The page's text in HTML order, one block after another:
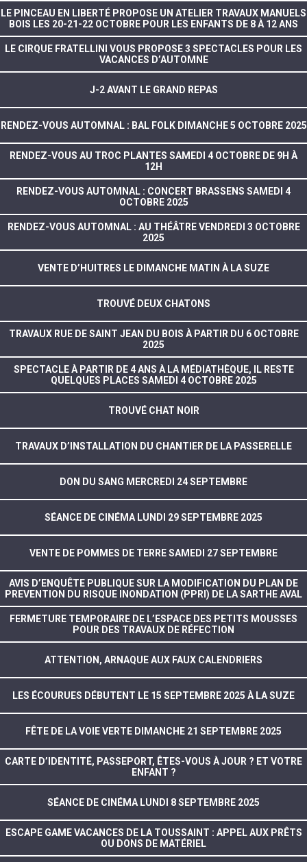
LE PINCEAU EN LIBERTÉ PROPOSE UN ATELIER TRAVAUX MANUELS
BOIS LES 20-21-22 OCTOBRE POUR LES ENFANTS DE 8 À 12 ANS
LE CIRQUE FRATELLINI VOUS PROPOSE 3 SPECTACLES POUR LES
VACANCES D’AUTOMNE
J-2 AVANT LE GRAND REPAS
RENDEZ-VOUS AUTOMNAL : BAL FOLK DIMANCHE 5 OCTOBRE 2025
RENDEZ-VOUS AU TROC PLANTES SAMEDI 4 OCTOBRE DE 9H À
12H
RENDEZ-VOUS AUTOMNAL : CONCERT BRASSENS SAMEDI 4
OCTOBRE 2025
RENDEZ-VOUS AUTOMNAL : AU THÉÂTRE VENDREDI 3 OCTOBRE
2025
VENTE D’HUITRES LE DIMANCHE MATIN À LA SUZE
TROUVÉ DEUX CHATONS
TRAVAUX RUE DE SAINT JEAN DU BOIS À PARTIR DU 6 OCTOBRE
2025
SPECTACLE À PARTIR DE 4 ANS À LA MÉDIATHÈQUE, IL RESTE
QUELQUES PLACES SAMEDI 4 OCTOBRE 2025
TROUVÉ CHAT NOIR
TRAVAUX D’INSTALLATION DU CHANTIER DE LA PASSERELLE
DON DU SANG MERCREDI 24 SEPTEMBRE
SÉANCE DE CINÉMA LUNDI 29 SEPTEMBRE 2025
VENTE DE POMMES DE TERRE SAMEDI 27 SEPTEMBRE
AVIS D’ENQUÊTE PUBLIQUE SUR LA MODIFICATION DU PLAN DE
PREVENTION DU RISQUE INONDATION (PPRI) DE LA SARTHE AVAL
FERMETURE TEMPORAIRE DE L’ESPACE DES PETITS MOUSSES
POUR DES TRAVAUX DE RÉFECTION
ATTENTION, ARNAQUE AUX FAUX CALENDRIERS
LES ÉCOURUES DÉBUTENT LE 15 SEPTEMBRE 2025 À LA SUZE
FÊTE DE LA VOIE VERTE DIMANCHE 21 SEPTEMBRE 2025
CARTE D’IDENTITÉ, PASSEPORT, ÊTES-VOUS À JOUR ? ET VOTRE
ENFANT ?
SÉANCE DE CINÉMA LUNDI 8 SEPTEMBRE 2025
ESCAPE GAME VACANCES DE LA TOUSSAINT : APPEL AUX PRÊTS
OU DONS DE MATÉRIEL